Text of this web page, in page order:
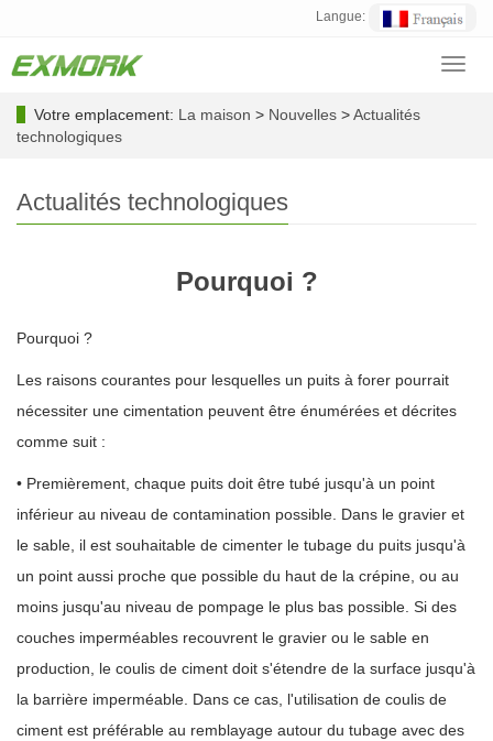
Langue:
Votre emplacement: La maison > Nouvelles >Actualités
technologiques
Actualités technologiques
Pourquoi ?
Pourquoi ?
Les raisons courantes pour lesquelles un puits à forer pourrait
nécessiter une cimentation peuvent être énumérées et décrites
comme suit :
• Premièrement, chaque puits doit être tubé jusqu'à un point
inférieur au niveau de contamination possible. Dans le gravier et
le sable, il est souhaitable de cimenter le tubage du puits jusqu'à
un point aussi proche que possible du haut de la crépine, ou au
moins jusqu'au niveau de pompage le plus bas possible. Si des
couches imperméables recouvrent le gravier ou le sable en
production, le coulis de ciment doit s'étendre de la surface jusqu'à
la barrière imperméable. Dans ce cas, l'utilisation de coulis de
ciment est préférable au remblayage autour du tubage avec des